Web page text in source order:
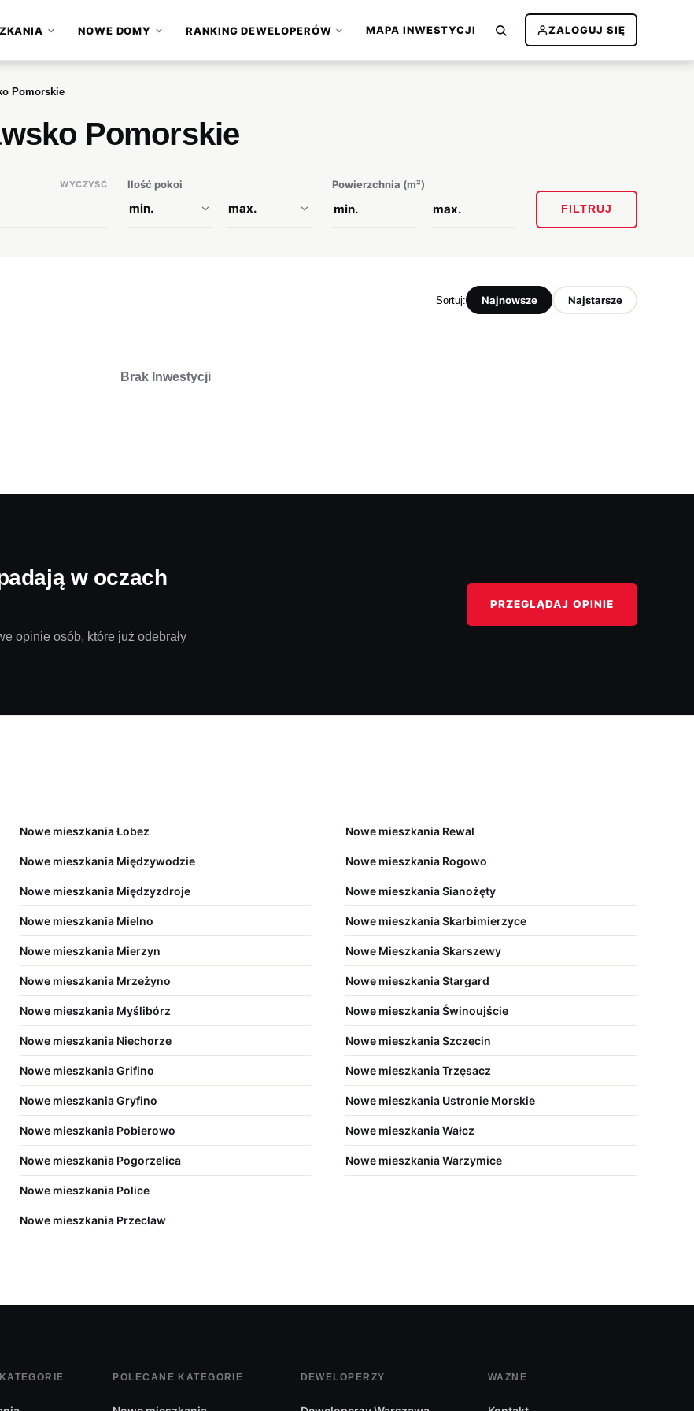
NOWE DOMY
▾ RANKING DEWELOPERÓW
▾ MAPA INWESTYCJI ZALOGUJ SIĘ
Pomorskie
Pomorskie
WYCZYŚĆ Ilość pokoi Powierzchnia (m²)
FILTRUJ
Sortuj: Najnowsze Najstarsze
Brak Inwestycji
w oczach
opinie osób, które już odebrały
PRZEGLĄDAJ OPINIE
Nowe mieszkania Łobez
Nowe mieszkania Międzywodzie
Nowe mieszkania Międzyzdroje
Nowe mieszkania Mielno
Nowe mieszkania Mierzyn
Nowe mieszkania Mrzeżyno
Nowe mieszkania Myślibórz
Nowe mieszkania Niechorze
Nowe mieszkania Grifino
Nowe mieszkania Gryfino
Nowe mieszkania Pobierowo
Nowe mieszkania Pogorzelica
Nowe mieszkania Police
Nowe mieszkania Przecław
Nowe mieszkania Rewal
Nowe mieszkania Rogowo
Nowe mieszkania Sianożęty
Nowe mieszkania Skarbimierzyce
Nowe Mieszkania Skarszewy
Nowe mieszkania Stargard
Nowe mieszkania Świnoujście
Nowe mieszkania Szczecin
Nowe mieszkania Trzęsacz
Nowe mieszkania Ustronie Morskie
Nowe mieszkania Wałcz
Nowe mieszkania Warzymice
POLECANE KATEGORIE DEWELOPERZY WAŻNE